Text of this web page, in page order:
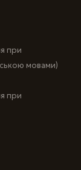
при
мовами)
при